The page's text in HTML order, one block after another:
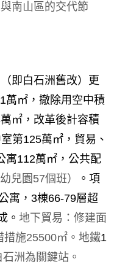
南山區的交代節
即白石洲舊改）更
萬㎡，撤除用空中積
㎡，改革後計容積
第125萬㎡，貿易、
寓112萬㎡，公共配
兒園57個班）
。項
寓，3棟66-79層超
。 地下貿易：修建面
措施25500㎡。 地鐵1
洲為關鍵站。